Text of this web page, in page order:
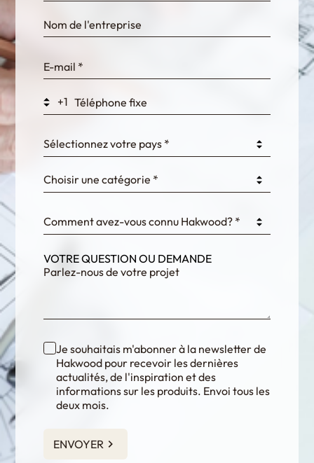
bn1q0rrvUn2bmwl
WEK7sP7DXp5OiEV
fKG333tDPmDdJm8
+1
Sélectionnez votre pays *
Choisir une catégorie *
Comment avez-vous connu Hakwood? *
VOTRE QUESTION OU DEMANDE
Je souhaitais m'abonner à la newsletter de
Hakwood pour recevoir les dernières
actualités, de l'inspiration et des
informations sur les produits. Envoi tous les
deux mois.
ENVOYER